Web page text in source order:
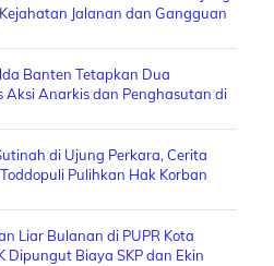
Jalanan dan Gangguan
Banten Tetapkan Dua
Aksi Anarkis dan Penghasutan di
di Ujung Perkara, Cerita
Pulihkan Hak Korban
Liar Bulanan di PUPR Kota
Dipungut Biaya SKP dan Ekin